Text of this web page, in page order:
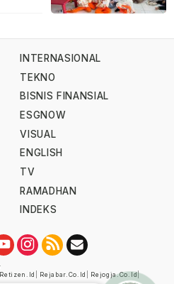
INTERNASIONAL
TEKNO
BISNIS FINANSIAL
ESGNOW
VISUAL
ENGLISH
TV
RAMADHAN
INDEKS
Retizen.id Rejabar.co.id Rejogja.co.id |